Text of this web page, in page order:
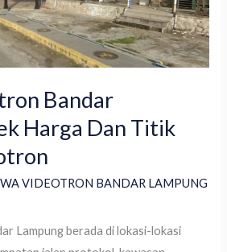
Bandar
Harga Dan Titik
VIDEOTRON BANDAR LAMPUNG
Lampung berada di lokasi-lokasi